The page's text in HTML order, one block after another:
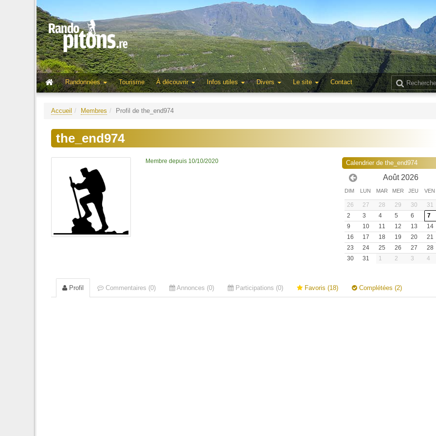
Randonnées
Tourisme À découvrir Infos utiles Divers Le site Contact
Accueil Membres Profil de the_end974
the_end974
Membre depuis 10/10/2020 Calendrier de the_end974
Août 2026
DIM LUN MAR MER JEU VEN
26 27 28 29 30 31
2
3 4 5 6 7
9
10 11 12 13 14
16
17 18 19 20 21
23
24 25 26 27 28
30
31 1 2 3 4
Profil Commentaires (0) Annonces (0) Participations (0) Favoris (18) Complétées (2)